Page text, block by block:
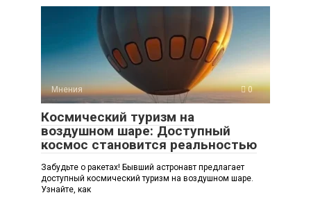
Мнения 0
Космический туризм на
воздушном шаре: Доступный
космос становится реальностью
Забудьте о ракетах! Бывший астронавт предлагает
доступный космический туризм на воздушном шаре.
Узнайте, как